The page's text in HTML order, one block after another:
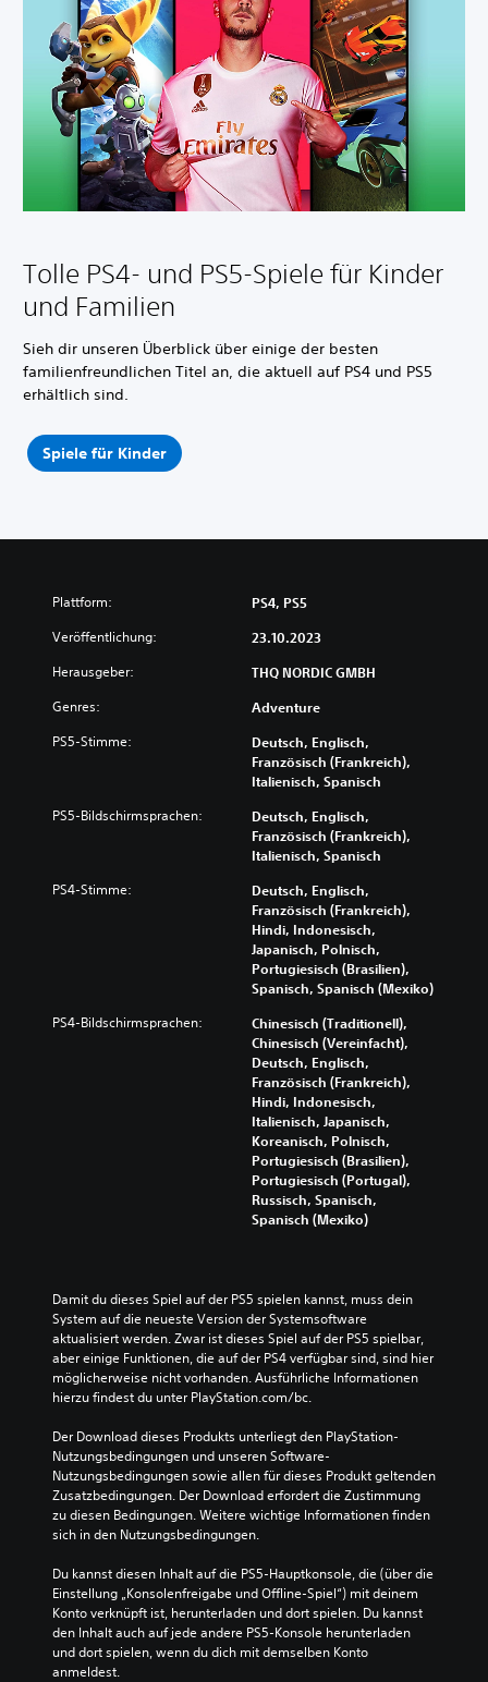
Tolle PS4- und PS5-Spiele für Kinder
und Familien
Sieh dir unseren Überblick über einige der besten
familienfreundlichen Titel an, die aktuell auf PS4 und PS5
erhältlich sind.
Spiele für Kinder
Plattform: PS4, PS5
Veröffentlichung: 23.10.2023
Herausgeber: THQ NORDIC GMBH
Genres: Adventure
PS5-Stimme:
Deutsch, Englisch,
Französisch (Frankreich),
Italienisch, Spanisch
PS5-Bildschirmsprachen:
Deutsch, Englisch,
Französisch (Frankreich),
Italienisch, Spanisch
PS4-Stimme:
Deutsch, Englisch,
Französisch (Frankreich),
Hindi, Indonesisch,
Japanisch, Polnisch,
Portugiesisch (Brasilien),
Spanisch, Spanisch (Mexiko)
PS4-Bildschirmsprachen:
Chinesisch (Traditionell),
Chinesisch (Vereinfacht),
Deutsch, Englisch,
Französisch (Frankreich),
Hindi, Indonesisch,
Italienisch, Japanisch,
Koreanisch, Polnisch,
Portugiesisch (Brasilien),
Portugiesisch (Portugal),
Russisch, Spanisch,
Spanisch (Mexiko)
Damit du dieses Spiel auf der PS5 spielen kannst, muss dein
System auf die neueste Version der Systemsoftware
aktualisiert werden. Zwar ist dieses Spiel auf der PS5 spielbar,
aber einige Funktionen, die auf der PS4 verfügbar sind, sind hier
möglicherweise nicht vorhanden. Ausführliche Informationen
hierzu findest du unter PlayStation.com/bc.
Der Download dieses Produkts unterliegt den PlayStation-
Nutzungsbedingungen und unseren Software-
Nutzungsbedingungen sowie allen für dieses Produkt geltenden
Zusatzbedingungen. Der Download erfordert die Zustimmung
zu diesen Bedingungen. Weitere wichtige Informationen finden
sich in den Nutzungsbedingungen.
Du kannst diesen Inhalt auf die PS5-Hauptkonsole, die (über die
Einstellung „Konsolenfreigabe und Offline-Spiel“) mit deinem
Konto verknüpft ist, herunterladen und dort spielen. Du kannst
den Inhalt auch auf jede andere PS5-Konsole herunterladen
und dort spielen, wenn du dich mit demselben Konto
anmeldest.